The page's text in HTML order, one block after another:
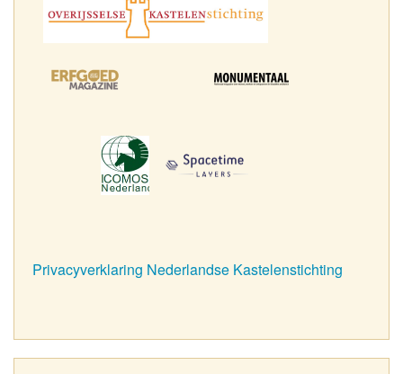
Privacyverklaring Nederlandse Kastelenstichting